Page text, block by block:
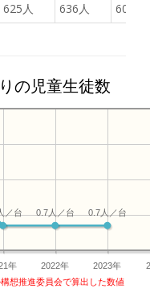
625人 636人 603人
の児童生徒数
年 2022年 2023年
0.7人／台
0.7人／台
／台
想推進委員会で算出した数値